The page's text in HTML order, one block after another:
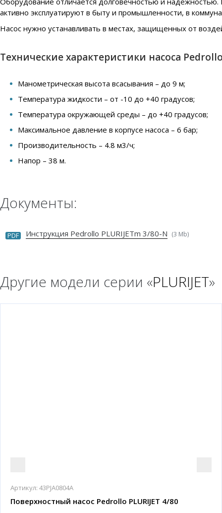
активно эксплуатируют в быту и промышленности, в
Насос нужно устанавливать в местах, защищенных от
Технические характеристики насоса
Манометрическая высота всасывания – до 9 м;
Температура жидкости – от -10 до +40 градусов;
Температура окружающей среды – до +40 градусов;
Максимальное давление в корпусе насоса – 6 бар;
Производительность – 4.8 м3/ч;
Напор – 38 м.
Документы:
PDF Инструкция Pedrollo PLURIJETm 3/80-N (3 Mb)
Другие модели серии «PLURIJET»
Артикул: 43PJA0804A
Поверхностный насос Pedrollo PLURIJET 4/80